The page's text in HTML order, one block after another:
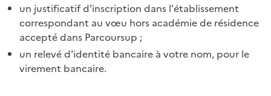
un justificatif d'inscription dans l'établissement
correspondant au vœu hors académie de résidence
accepté dans Parcoursup ;
un relevé d'identité bancaire à votre nom, pour le
virement bancaire.